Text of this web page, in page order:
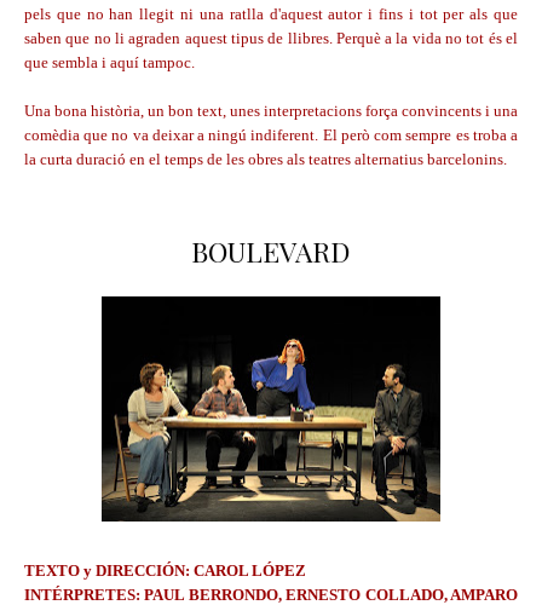
pels que no han llegit ni una ratlla d'aquest autor i fins i tot per als que
saben que no li agraden aquest tipus de llibres. Perquè a la vida no tot és el
que sembla i aquí tampoc.
Una bona història, un bon text, unes interpretacions força convincents i una
comèdia que no va deixar a ningú indiferent. El però com sempre es troba a
la curta duració en el temps de les obres als teatres alternatius barcelonins.
BOULEVARD
TEXTO y DIRECCIÓN: CAROL LÓPEZ
INTÉRPRETES: PAUL BERRONDO, ERNESTO COLLADO, AMPARO